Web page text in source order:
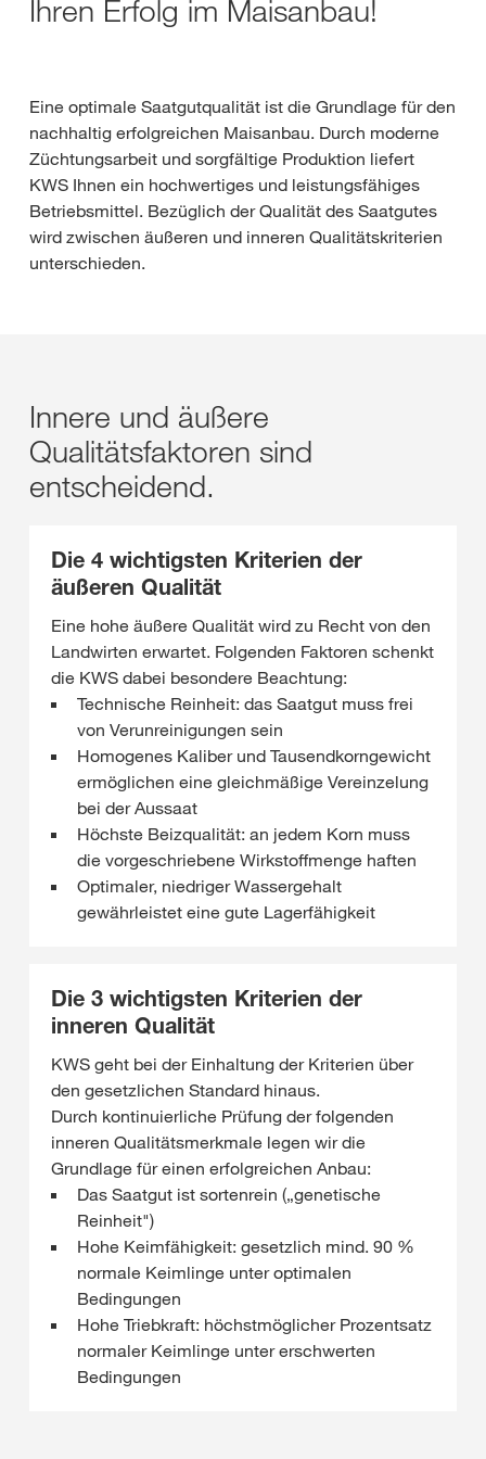
Ihren Erfolg im Maisanbau!
Eine optimale Saatgutqualität ist die Grundlage für den
nachhaltig erfolgreichen Maisanbau. Durch moderne
Züchtungsarbeit und sorgfältige Produktion liefert
KWS Ihnen ein hochwertiges und leistungsfähiges
Betriebsmittel. Bezüglich der Qualität des Saatgutes
wird zwischen äußeren und inneren Qualitätskriterien
unterschieden.
Innere und äußere
Qualitätsfaktoren sind
entscheidend.
Die 4 wichtigsten Kriterien der
äußeren Qualität
Eine hohe äußere Qualität wird zu Recht von den
Landwirten erwartet. Folgenden Faktoren schenkt
die KWS dabei besondere Beachtung:
Technische Reinheit: das Saatgut muss frei
von Verunreinigungen sein
Homogenes Kaliber und Tausendkorngewicht
ermöglichen eine gleichmäßige Vereinzelung
bei der Aussaat
Höchste Beizqualität: an jedem Korn muss
die vorgeschriebene Wirkstoffmenge haften
Optimaler, niedriger Wassergehalt
gewährleistet eine gute Lagerfähigkeit
Die 3 wichtigsten Kriterien der
inneren Qualität
KWS geht bei der Einhaltung der Kriterien über
den gesetzlichen Standard hinaus.
Durch kontinuierliche Prüfung der folgenden
inneren Qualitätsmerkmale legen wir die
Grundlage für einen erfolgreichen Anbau:
Das Saatgut ist sortenrein („genetische
Reinheit")
Hohe Keimfähigkeit: gesetzlich mind. 90 %
normale Keimlinge unter optimalen
Bedingungen
Hohe Triebkraft: höchstmöglicher Prozentsatz
normaler Keimlinge unter erschwerten
Bedingungen